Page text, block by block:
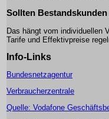
Sollten
Das hängt vom individuellen
Tarife und Effektivpreise
Info-Links
Bundesnetzagentur
Verbraucherzentrale
Quelle: Vodafone